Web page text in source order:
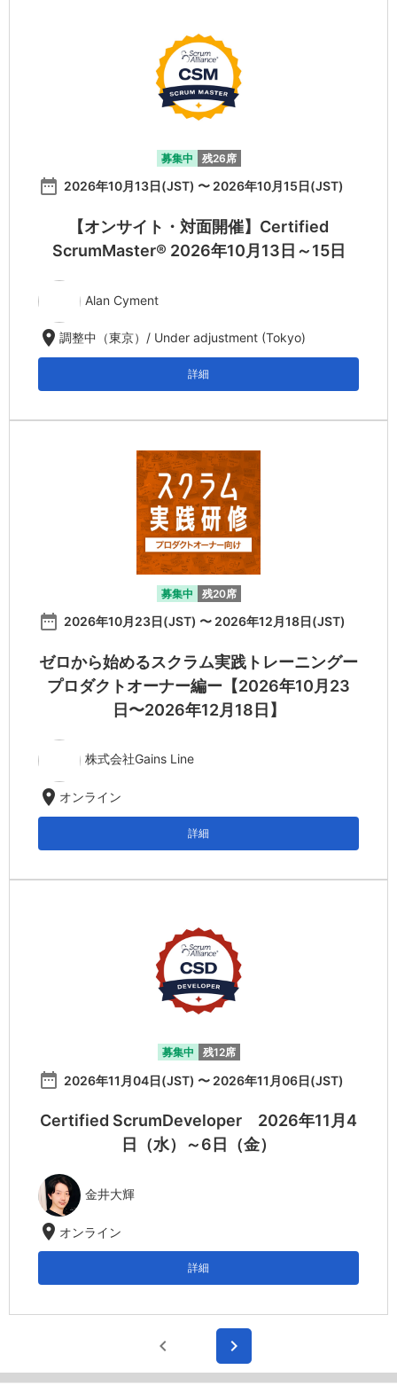
募集中 残26席
date_range 2026年10月13日(JST) 〜 2026年10月15日(JST)
【オンサイト・対面開催】Certified
ScrumMaster® 2026年10月13日～15日
Alan Cyment
location_on調整中（東京）/ Under adjustment (Tokyo)
詳細
募集中 残20席
date_range 2026年10月23日(JST) 〜 2026年12月18日(JST)
ゼロから始めるスクラム実践トレーニングー
プロダクトオーナー編ー【2026年10月23
日〜2026年12月18日】
株式会社Gains Line
location_on オンライン
詳細
募集中 残12席
date_range 2026年11月04日(JST) 〜 2026年11月06日(JST)
Certified ScrumDeveloper 2026年11月4
日（水）～6日（金）
金井大輝
location_on オンライン
詳細
chevron_left chevron_right